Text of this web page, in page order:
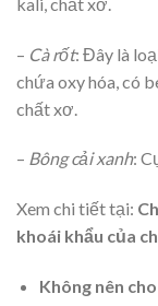
– Cà rốt: Đây là
chứa oxy hóa, có
chất xơ.
– Bông cải xanh:
Xem chi tiết tại:
khoái khẩu của
Không nên